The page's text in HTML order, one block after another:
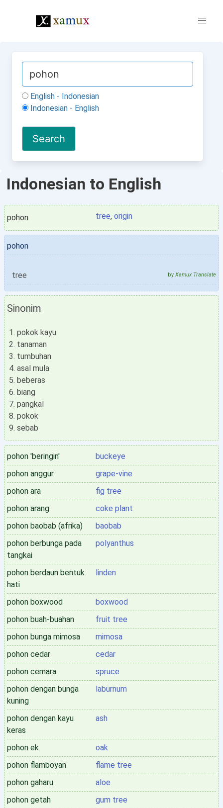
English - Indonesian
Indonesian - English
Indonesian to English
pohon tree, origin
pohon
tree by Xamux Translate
Sinonim
pokok kayu
tanaman
tumbuhan
asal mula
beberas
biang
pangkal
pokok
sebab
pohon 'beringin'
buckeye
pohon anggur
grape-vine
pohon ara
fig tree
pohon arang
coke plant
pohon baobab (afrika)
baobab
pohon berbunga pada
tangkai
polyanthus
pohon berdaun bentuk
hati
linden
pohon boxwood
boxwood
pohon buah-buahan
fruit tree
pohon bunga mimosa
mimosa
pohon cedar
cedar
pohon cemara
spruce
pohon dengan bunga
kuning
laburnum
pohon dengan kayu
keras
ash
pohon ek
oak
pohon flamboyan
flame tree
pohon gaharu
aloe
pohon getah
gum tree